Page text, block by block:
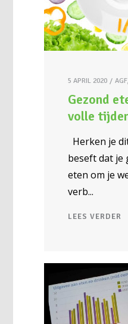
5 APRIL 2020 AGF,
Gezond
volle
Herken je
beseft dat je
eten om je
verb
LEES VERDER